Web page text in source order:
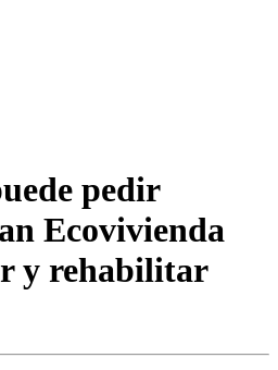
pedir
Ecovivienda
y rehabilitar